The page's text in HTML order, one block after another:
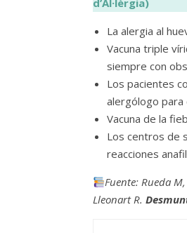
d’Al·lèrgia)
La alergia al
Vacuna triple
siempre con
Los pacientes
alergólogo para
Vacuna de la
Los centros de
reacciones
Fuente: Rueda
Lleonart R.